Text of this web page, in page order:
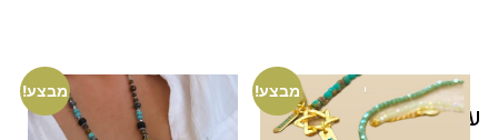
עוד בסטייל שלך
מבצע! מבצע!